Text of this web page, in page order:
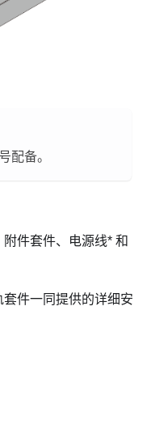
配备。
件套件、电源线* 和
件一同提供的详细安